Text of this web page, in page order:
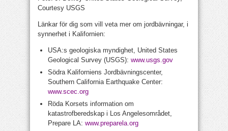
Courtesy USGS
Länkar för dig som vill veta mer om jordbävningar, i
synnerhet i Kalifornien:
USA:s geologiska myndighet, United States
Geological Survey (USGS): www.usgs.gov
Södra Kaliforniens Jordbävningscenter,
Southern California Earthquake Center:
www.scec.org
Röda Korsets information om
katastrofberedskap i Los Angelesområdet,
Prepare LA: www.preparela.org